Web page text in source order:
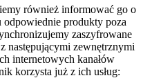
również informować go o
produkty poza
zaszyfrowane
następującymi zewnętrznymi
internetowych kanałów
korzysta już z ich usług: